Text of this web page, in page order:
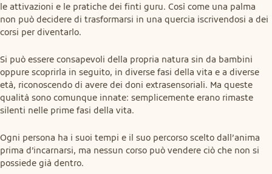
le attivazioni e le pratiche dei finti guru. Così come una palma
non può decidere di trasformarsi in una quercia iscrivendosi a dei
corsi per diventarlo.
Si può essere consapevoli della propria natura sin da bambini
oppure scoprirla in seguito, in diverse fasi della vita e a diverse
età, riconoscendo di avere dei doni extrasensoriali. Ma queste
qualità sono comunque innate: semplicemente erano rimaste
silenti nelle prime fasi della vita.
Ogni persona ha i suoi tempi e il suo percorso scelto dall’anima
prima d’incarnarsi, ma nessun corso può vendere ciò che non si
possiede già dentro.